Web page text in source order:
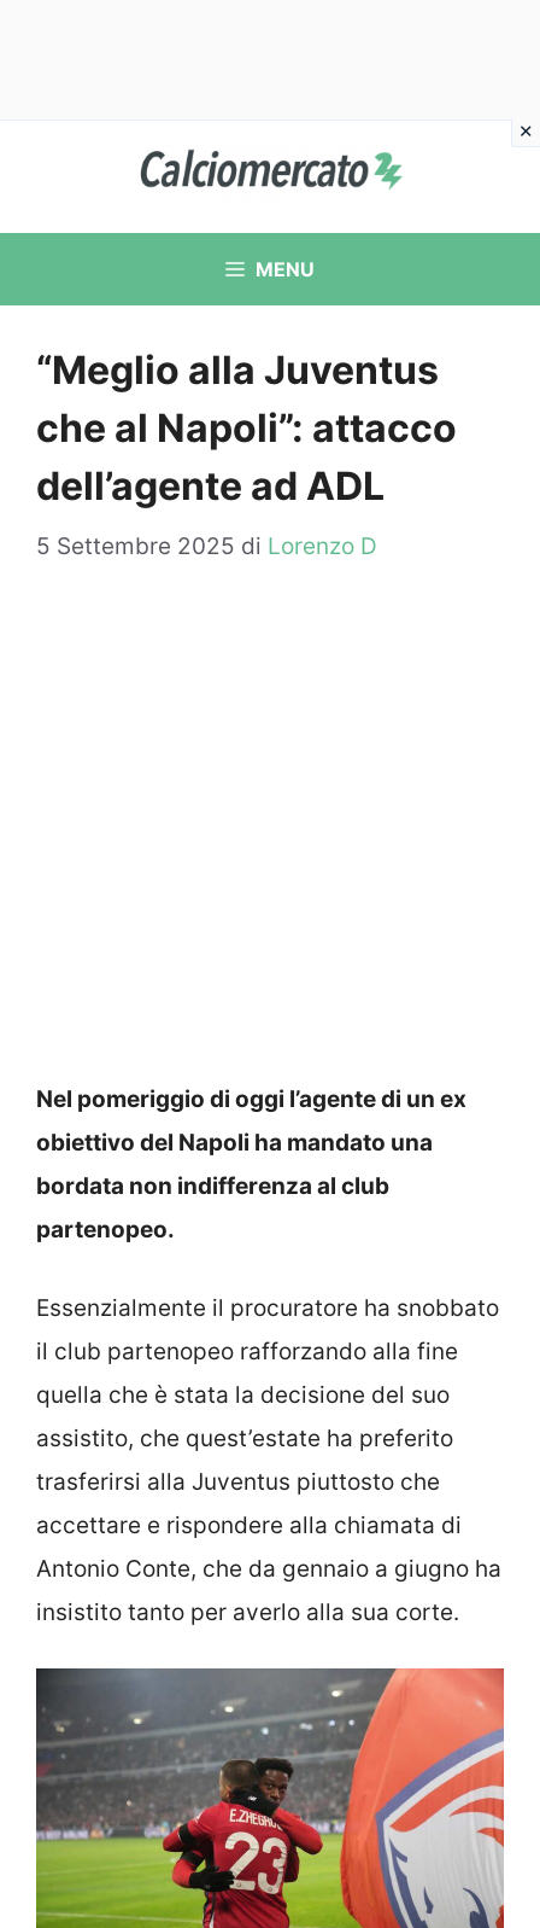
contenuto
MENU
“Meglio alla Juventus
che al Napoli”: attacco
dell’agente ad ADL
5 Settembre 2025 di Lorenzo D
Nel pomeriggio di oggi l’agente di un ex
obiettivo del Napoli ha mandato una
bordata non indifferenza al club
partenopeo.
Essenzialmente il procuratore ha snobbato
il club partenopeo rafforzando alla fine
quella che è stata la decisione del suo
assistito, che quest’estate ha preferito
trasferirsi alla Juventus piuttosto che
accettare e rispondere alla chiamata di
Antonio Conte, che da gennaio a giugno ha
insistito tanto per averlo alla sua corte.